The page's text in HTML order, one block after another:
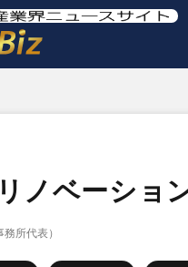
ノベーショ
所代表）